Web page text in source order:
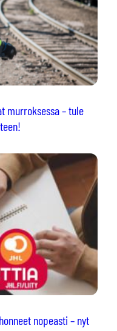
murroksessa – tule
nopeasti – nyt